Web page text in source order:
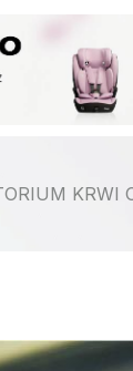
KRWI